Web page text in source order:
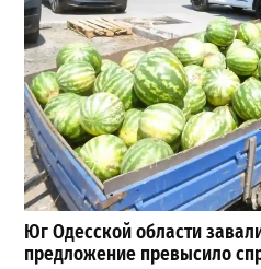
Юг Одесской области
предложение превысило